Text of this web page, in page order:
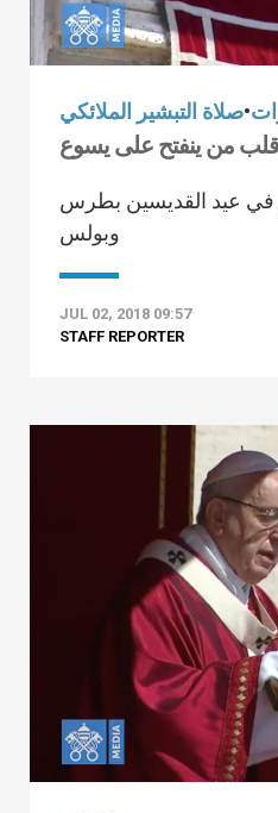
•صلاة التبشير الملائكي
قلب من ينفتح على يسوع
في عيد القديسين بطرس
وبولس
JUL 02, 2018 09:57
STAFF REPORTER